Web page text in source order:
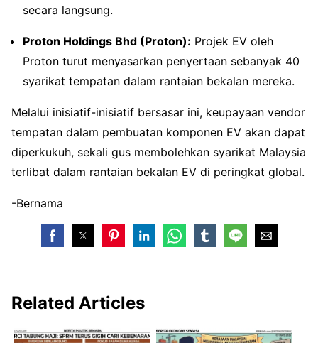
secara langsung.
Proton Holdings Bhd (Proton): Projek EV oleh
Proton turut menyasarkan penyertaan sebanyak 40
syarikat tempatan dalam rantaian bekalan mereka.
Melalui inisiatif-inisiatif bersasar ini, keupayaan vendor
tempatan dalam pembuatan komponen EV akan dapat
diperkukuh, sekali gus membolehkan syarikat Malaysia
terlibat dalam rantaian bekalan EV di peringkat global.
-Bernama
Related Articles